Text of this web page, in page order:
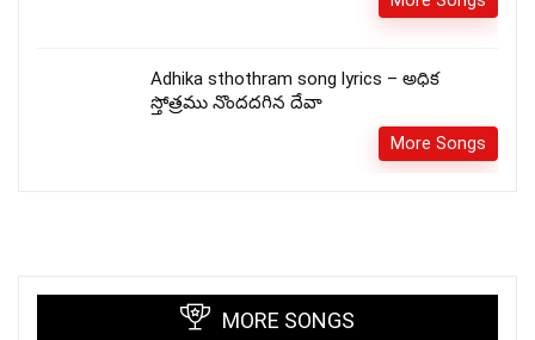
Adhika sthothram song lyrics – అధిక
స్తోత్రము నొందదగిన దేవా
More Songs
MORE SONGS